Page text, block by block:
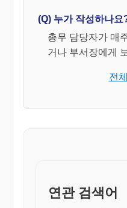
(Q) 누가 작성하나요
총무 담당자가 매
거나 부서장에게
전
연관 검색어